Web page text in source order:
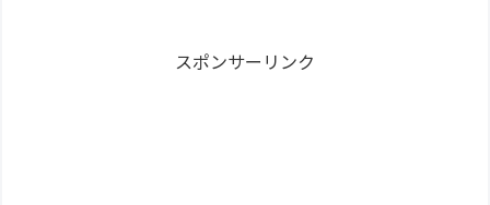
載のない場合、間違っている場
合はお申し出ください。
を作ります。完成したハンドメ
スポンサーリンク